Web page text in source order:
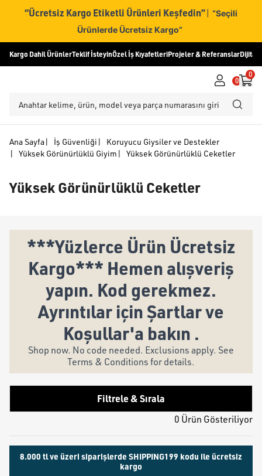
“Ücretsiz Kargo Etiketli Ürünleri Keşfedin” | “Seçili
Ürünlerde Ücretsiz Kargo”
Kargo Dahil ÜrünlerTeklif İsteyinÖzel İş KıyafetleriProjeler & ReferanslarDijital
0
0
Ana Sayfa| İş Güvenliği |
Koruyucu Giysiler ve Destekler
|
Yüksek Görünürlüklü Giyim | Yüksek Görünürlüklü Ceketler
Yüksek Görünürlüklü Ceketler
***Yüzlerce Ürün Ücretsiz
Kargo*** Hemen alışveriş
yapın. Kod gerekmez.
Ayrıntılar için Şartlar ve
Koşullar'a bakın .
Shop now. No code needed. Exclusions apply. See
Terms & Conditions for details.
Filtrele & Sırala
0 Ürün Gösteriliyor
8.000 tl ve üzeri siparişlerde SHIPPING199 kodu ile ücretsiz
kargo